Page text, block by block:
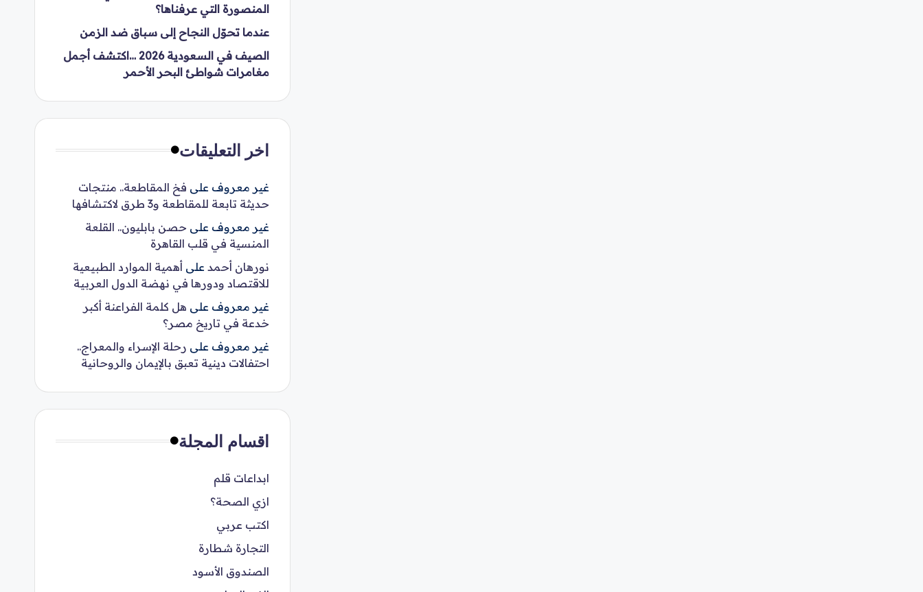
المنصورة التي عرفناها؟
عندما تحوّل النجاح إلى سباق ضد الزمن
الصيف في السعودية 2026 …اكتشف أجمل
مغامرات شواطئ البحر الأحمر
اخر التعليقات
غير معروف على فخ المقاطعة.. منتجات
حديثة تابعة للمقاطعة و3 طرق لاكتشافها
غير معروف على حصن بابليون.. القلعة
المنسية في قلب القاهرة
نورهان أحمدعلى أهمية الموارد الطبيعية
للاقتصاد ودورها في نهضة الدول العربية
غير معروف على هل كلمة الفراعنة أكبر
خدعة في تاريخ مصر؟
غير معروف على رحلة الإسراء والمعراج..
احتفالات دينية تعبق بالإيمان والروحانية
اقسام المجلة
ابداعات قلم
ازي الصحة؟
اكتب عربي
التجارة شطارة
الصندوق الأسود